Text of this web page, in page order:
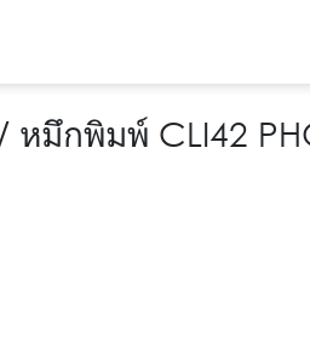
มึกพิมพ์ CLI42